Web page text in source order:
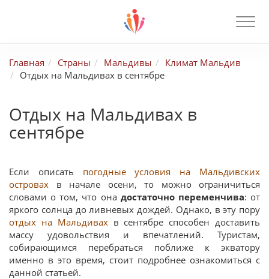
Главная Страны Мальдивы
Климат Мальдив
Отдых на Мальдивах в сентябре
Отдых на Мальдивах в
сентябре
Если описать погодные условия на Мальдивских
островах в начале осени, то можно ограничиться
словами о том, что она достаточно переменчива: от
яркого солнца до ливневых дождей. Однако, в эту пору
отдых на Мальдивахв сентябре способен доставить
массу удовольствия и впечатлений. Туристам,
собирающимся перебраться поближе к экватору
именно в это время, стоит подробнее ознакомиться с
данной статьей.